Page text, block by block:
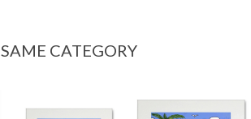
SAME CATEGORY